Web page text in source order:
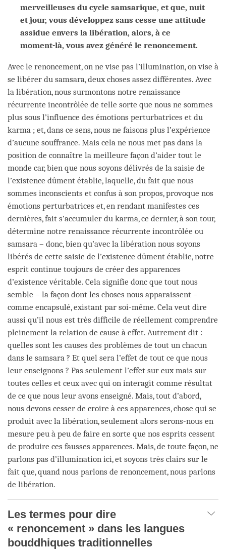
merveilleuses du cycle samsarique, et que, nuit
et jour, vous développez sans cesse une attitude
assidue envers la libération, alors, à ce
moment-là, vous avez généré le renoncement.
Avec le renoncement, on ne vise pas l’illumination, on vise à
se libérer du samsara, deux choses assez différentes. Avec
la libération, nous surmontons notre renaissance
récurrente incontrôlée de telle sorte que nous ne sommes
plus sous l’influence des émotions perturbatrices et du
karma ; et, dans ce sens, nous ne faisons plus l’expérience
d’aucune souffrance. Mais cela ne nous met pas dans la
position de connaître la meilleure façon d’aider tout le
monde car, bien que nous soyons délivrés de la saisie de
l’existence dûment établie, laquelle, du fait que nous
sommes inconscients et confus à son propos, provoque nos
émotions perturbatrices et, en rendant manifestes ces
dernières, fait s’accumuler du karma, ce dernier, à son tour,
détermine notre renaissance récurrente incontrôlée ou
samsara – donc, bien qu’avec la libération nous soyons
libérés de cette saisie de l’existence dûment établie, notre
esprit continue toujours de créer des apparences
d’existence véritable. Cela signifie donc que tout nous
semble – la façon dont les choses nous apparaissent –
comme encapsulé, existant par soi-même. Cela veut dire
aussi qu’il nous est très difficile de réellement comprendre
pleinement la relation de cause à effet. Autrement dit :
quelles sont les causes des problèmes de tout un chacun
dans le samsara ? Et quel sera l’effet de tout ce que nous
leur enseignons ? Pas seulement l’effet sur eux mais sur
toutes celles et ceux avec qui on interagit comme résultat
de ce que nous leur avons enseigné. Mais, tout d’abord,
nous devons cesser de croire à ces apparences, chose qui se
produit avec la libération, seulement alors serons-nous en
mesure peu à peu de faire en sorte que nos esprits cessent
de produire ces fausses apparences. Mais, de toute façon, ne
parlons pas d’illumination ici, et soyons très clairs sur le
fait que, quand nous parlons de renoncement, nous parlons
de libération.
Les termes pour dire
« renoncement » dans les langues
bouddhiques traditionnelles